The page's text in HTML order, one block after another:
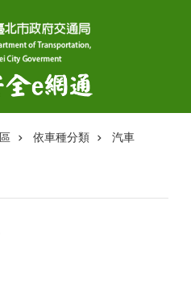
依車種分類
汽車